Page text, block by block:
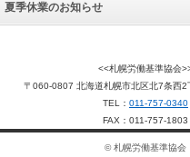
夏​季​休​業​の​お​知​ら​せ​
<<札幌労働基準協会
〒060-0807 北海道札幌市北区北7条西
TEL： 011-757-0340
FAX：011-757-1803
© 札幌労働基準協会